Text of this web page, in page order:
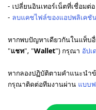
- เปลี่ยนอินเทอร์เน็ตที่เชื่อมต่
- ลบแคชไฟล์ของแอปพลิเคชั
หากพบปัญหาเดียวกันในแท็บ
"แชท", "Wallet") กรุณา อัปเ
หากลองปฏิบัติตามคำแนะนำ
กรุณาติดต่อทีมงานผ่าน แบบ